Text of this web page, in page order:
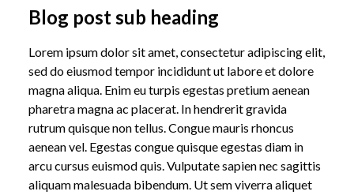
Blog post sub heading
Lorem ipsum dolor sit amet, consectetur adipiscing elit,
sed do eiusmod tempor incididunt ut labore et dolore
magna aliqua. Enim eu turpis egestas pretium aenean
pharetra magna ac placerat. In hendrerit gravida
rutrum quisque non tellus. Congue mauris rhoncus
aenean vel. Egestas congue quisque egestas diam in
arcu cursus euismod quis. Vulputate sapien nec sagittis
aliquam malesuada bibendum. Ut sem viverra aliquet